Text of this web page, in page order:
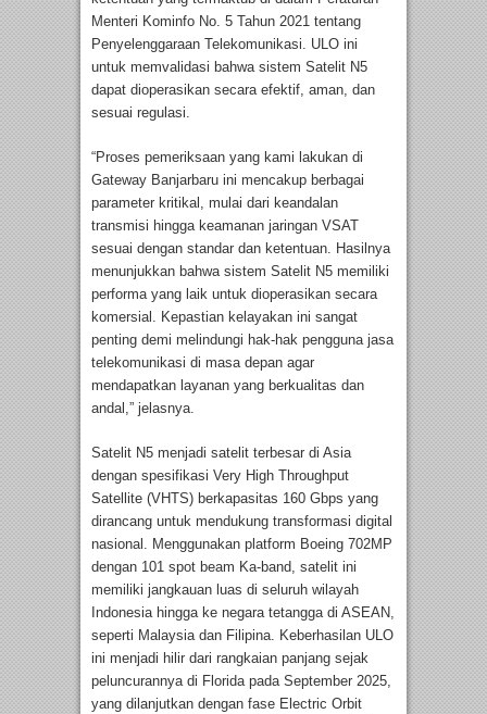
Menteri Kominfo No. 5 Tahun 2021 tentang
Penyelenggaraan Telekomunikasi. ULO ini
untuk memvalidasi bahwa sistem Satelit N5
dapat dioperasikan secara efektif, aman, dan
sesuai regulasi.
“Proses pemeriksaan yang kami lakukan di
Gateway Banjarbaru ini mencakup berbagai
parameter kritikal, mulai dari keandalan
transmisi hingga keamanan jaringan VSAT
sesuai dengan standar dan ketentuan. Hasilnya
menunjukkan bahwa sistem Satelit N5 memiliki
performa yang laik untuk dioperasikan secara
komersial. Kepastian kelayakan ini sangat
penting demi melindungi hak-hak pengguna jasa
telekomunikasi di masa depan agar
mendapatkan layanan yang berkualitas dan
andal,” jelasnya.
Satelit N5 menjadi satelit terbesar di Asia
dengan spesifikasi Very High Throughput
Satellite (VHTS) berkapasitas 160 Gbps yang
dirancang untuk mendukung transformasi digital
nasional. Menggunakan platform Boeing 702MP
dengan 101 spot beam Ka-band, satelit ini
memiliki jangkauan luas di seluruh wilayah
Indonesia hingga ke negara tetangga di ASEAN,
seperti Malaysia dan Filipina. Keberhasilan ULO
ini menjadi hilir dari rangkaian panjang sejak
peluncurannya di Florida pada September 2025,
yang dilanjutkan dengan fase Electric Orbit